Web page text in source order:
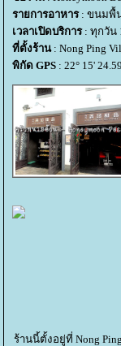
รายการอาหาร: ขนมพื้น
เวลาเปิดบริการ: ทุกวัน
ที่ตั้งร้าน: Nong Ping
พิกัด GPS : 22° 15'
ร้านนี้ตั้งอยู่ที่ Nong